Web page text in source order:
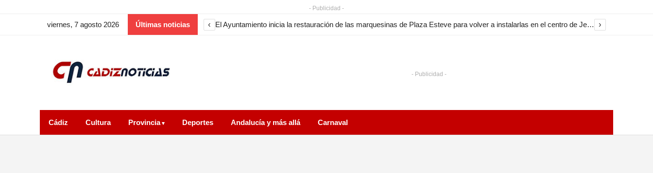
- Publicidad -
viernes, 7 agosto 2026 Últimas noticias ‹ El Ayuntamiento inicia la restauración de las marquesinas de Plaza Esteve para volver a instalarlas en el centro de Jerez ›
- Publicidad -
Cádiz Cultura Provincia Deportes Andalucía y más allá Carnaval